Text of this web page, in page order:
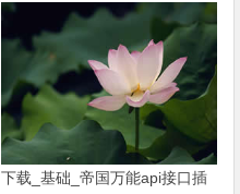
下载_基础_帝国万能api接口插